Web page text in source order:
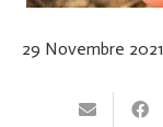
29 Novembre 2021